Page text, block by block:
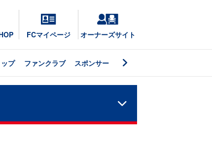
FCマイページ オーナーズサイト
プ ファンクラブ スポンサー